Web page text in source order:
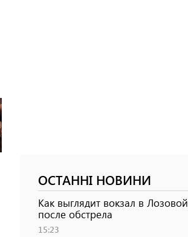
ОСТАННІ НОВИНИ
Как выглядит вокзал в Лозовой
после обстрела
15:23